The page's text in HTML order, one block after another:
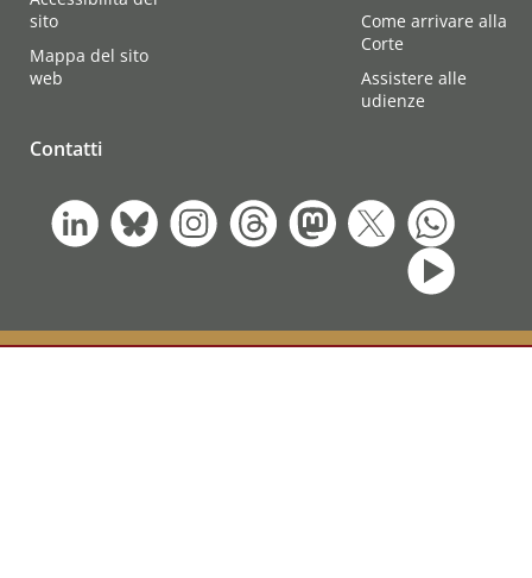
sito
Mappa del sito
web
Come arrivare alla
Corte
Assistere alle
udienze
Contatti